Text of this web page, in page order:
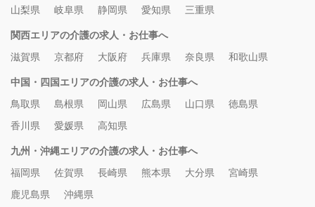
山梨県
岐阜県 静岡県 愛知県 三重県
関西エリアの介護の求人・お仕事へ
滋賀県
京都府 大阪府 兵庫県 奈良県 和歌山県
中国・四国エリアの介護の求人・お仕事へ
鳥取県
島根県 岡山県 広島県 山口県
徳島県
香川県
愛媛県 高知県
九州・沖縄エリアの介護の求人・お仕事へ
福岡県
佐賀県 長崎県 熊本県 大分県
宮崎県
鹿児島県
沖縄県